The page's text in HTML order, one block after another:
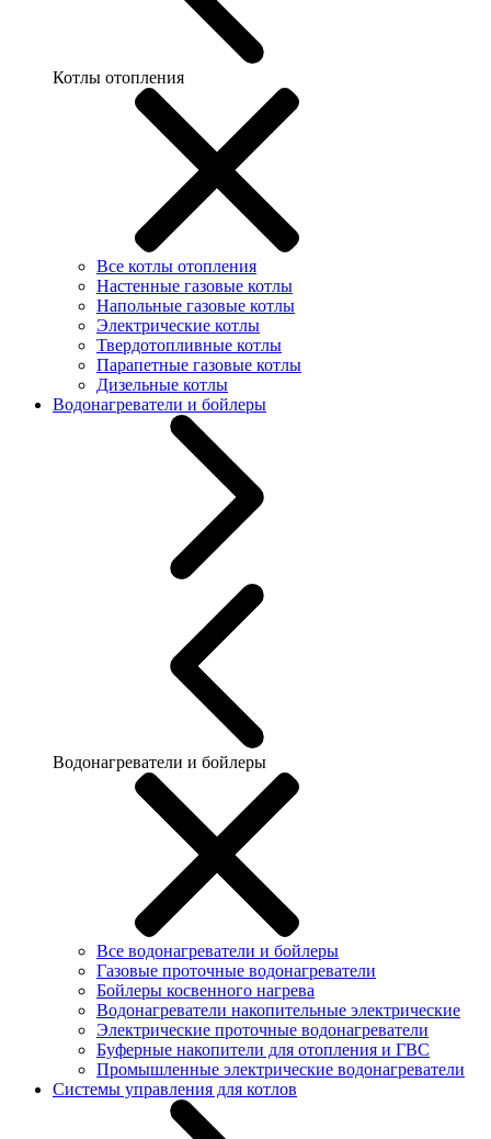
Котлы отопления
Все котлы отопления
Настенные газовые котлы
Напольные газовые котлы
Электрические котлы
Твердотопливные котлы
Парапетные газовые котлы
Дизельные котлы
Водонагреватели и бойлеры
Водонагреватели и бойлеры
Все водонагреватели и бойлеры
Газовые проточные водонагреватели
Бойлеры косвенного нагрева
Водонагреватели накопительные электрические
Электрические проточные водонагреватели
Буферные накопители для отопления и ГВС
Промышленные электрические водонагреватели
Системы управления для котлов